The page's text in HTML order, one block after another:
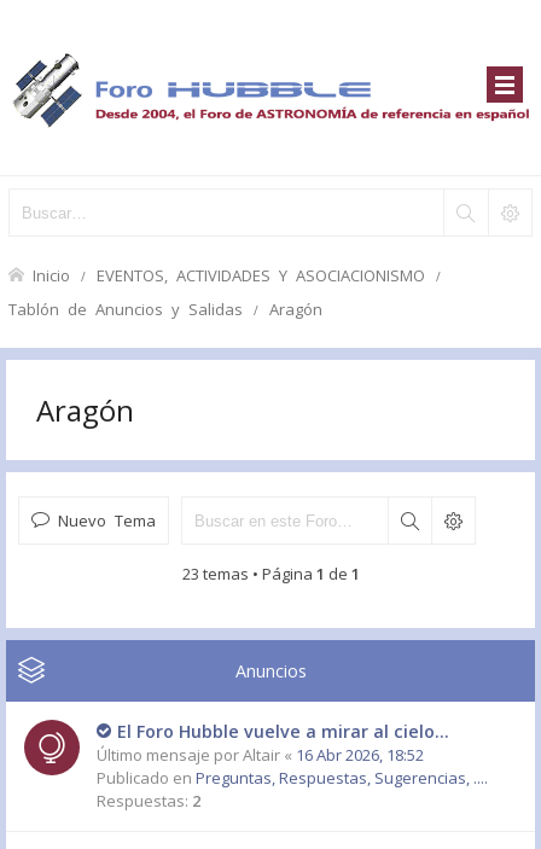
Inicio EVENTOS, ACTIVIDADES Y ASOCIACIONISMO
Tablón de Anuncios y Salidas Aragón
Aragón
Nuevo Tema
23 temas • Página 1 de 1
Anuncios
El Foro Hubble vuelve a mirar al cielo...
Último mensaje porAltair « 16 Abr 2026, 18:52
Publicado en Preguntas, Respuestas, Sugerencias, ....
Respuestas: 2